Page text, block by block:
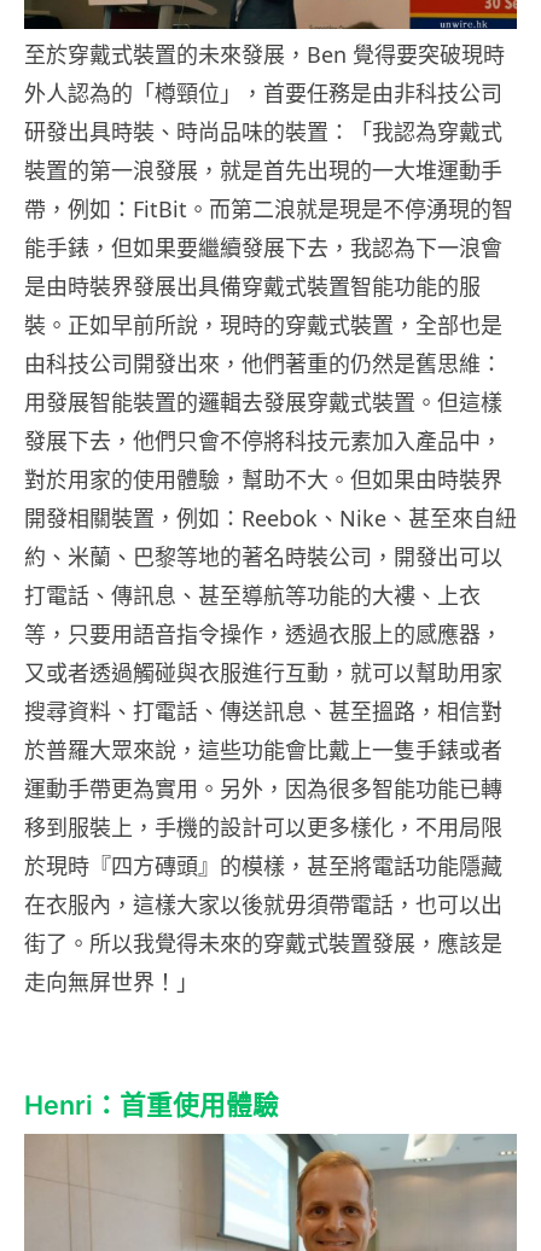
至於穿戴式裝置的未來發展，Ben 覺得要突破現時
外人認為的「樽頸位」，首要任務是由非科技公司
研發出具時裝、時尚品味的裝置：「我認為穿戴式
裝置的第一浪發展，就是首先出現的一大堆運動手
帶，例如：FitBit。而第二浪就是現是不停湧現的智
能手錶，但如果要繼續發展下去，我認為下一浪會
是由時裝界發展出具備穿戴式裝置智能功能的服
裝。正如早前所說，現時的穿戴式裝置，全部也是
由科技公司開發出來，他們著重的仍然是舊思維：
用發展智能裝置的邏輯去發展穿戴式裝置。但這樣
發展下去，他們只會不停將科技元素加入產品中，
對於用家的使用體驗，幫助不大。但如果由時裝界
開發相關裝置，例如：Reebok、Nike、甚至來自紐
約、米蘭、巴黎等地的著名時裝公司，開發出可以
打電話、傳訊息、甚至導航等功能的大褸、上衣
等，只要用語音指令操作，透過衣服上的感應器，
又或者透過觸碰與衣服進行互動，就可以幫助用家
搜尋資料、打電話、傳送訊息、甚至搵路，相信對
於普羅大眾來說，這些功能會比戴上一隻手錶或者
運動手帶更為實用。另外，因為很多智能功能已轉
移到服裝上，手機的設計可以更多樣化，不用局限
於現時『四方磚頭』的模樣，甚至將電話功能隱藏
在衣服內，這樣大家以後就毋須帶電話，也可以出
街了。所以我覺得未來的穿戴式裝置發展，應該是
走向無屏世界！」
Henri：首重使用體驗